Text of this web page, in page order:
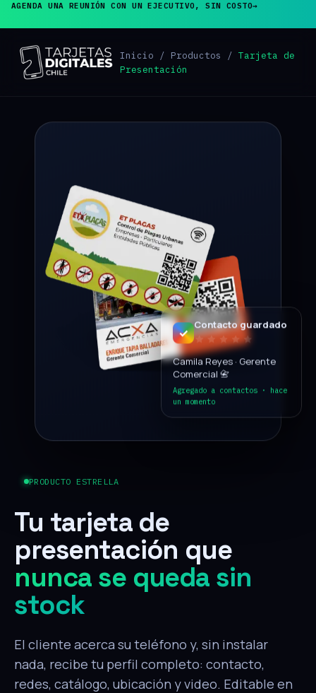
AGENDA UNA REUNIÓN CON UN EJECUTIVO, SIN COSTO→
Inicio / Productos / Tarjeta de
Presentación
PRODUCTO ESTRELLA
Tu tarjeta de
presentación que
nunca se queda sin
stock
El cliente acerca su teléfono y, sin instalar
nada, recibe tu perfil completo: contacto,
redes, catálogo, ubicación y video. Editable en
✓
Contacto guardado
Camila Reyes · Gerente
Comercial 📇
Agregado a contactos · hace
un momento